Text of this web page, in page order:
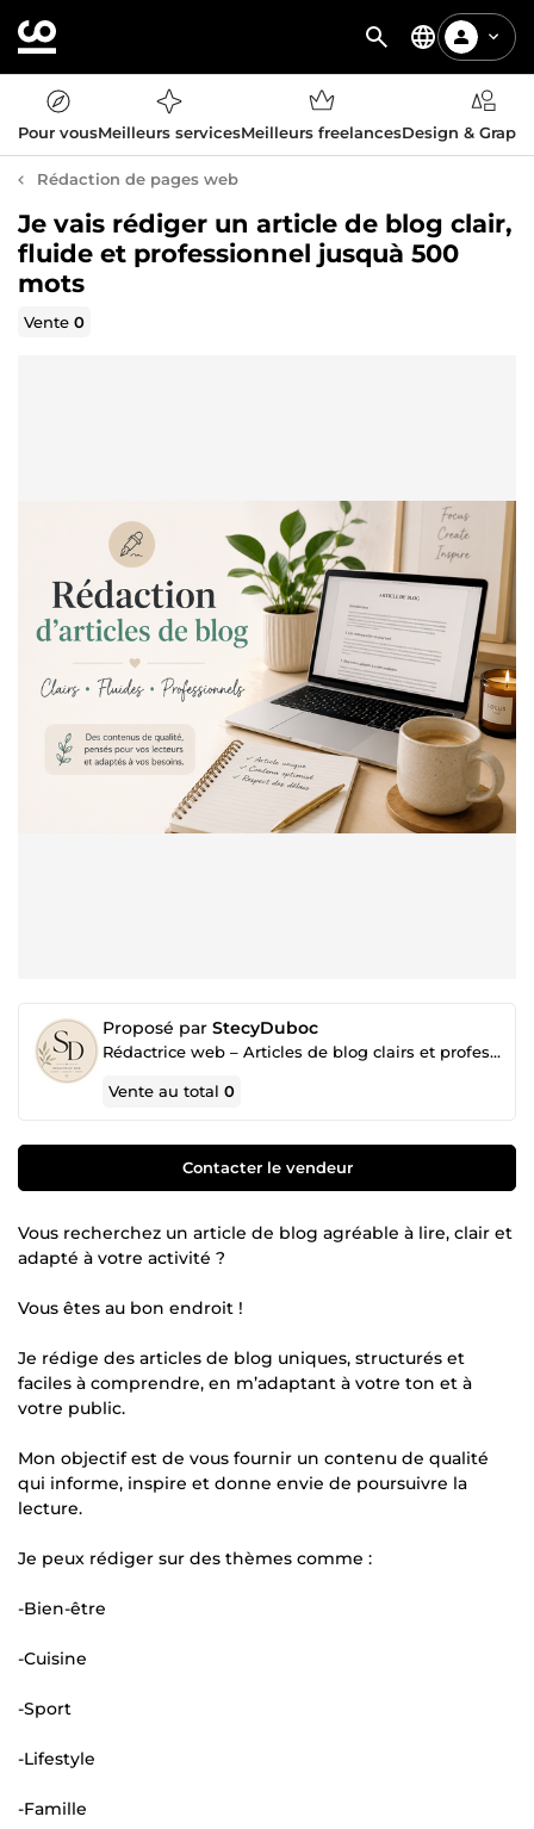
Pour vousMeilleurs servicesMeilleurs freelancesDesign &
Rédaction de pages web
Je vais rédiger un article de blog clair,
fluide et professionnel jusquà 500
mots
Vente0
Proposé par StecyDuboc
Rédactrice web – Articles de blog clairs et professionnels
Vente au total0
Contacter le vendeur
Vous recherchez un article de blog agréable à lire, clair et
adapté à votre activité ?
Vous êtes au bon endroit !
Je rédige des articles de blog uniques, structurés et
faciles à comprendre, en m’adaptant à votre ton et à
votre public.
Mon objectif est de vous fournir un contenu de qualité
qui informe, inspire et donne envie de poursuivre la
lecture.
Je peux rédiger sur des thèmes comme :
-Bien-être
-Cuisine
-Sport
-Lifestyle
-Famille